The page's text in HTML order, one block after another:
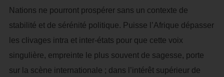
Nations ne pourront prospérer sans un contexte de
stabilité et de sérénité politique. Puisse l’Afrique dépasser
les clivages intra et inter-états pour que cette voix
singulière, empreinte le plus souvent de sagesse, porte
sur la scène internationale ; dans l’intérêt supérieur de